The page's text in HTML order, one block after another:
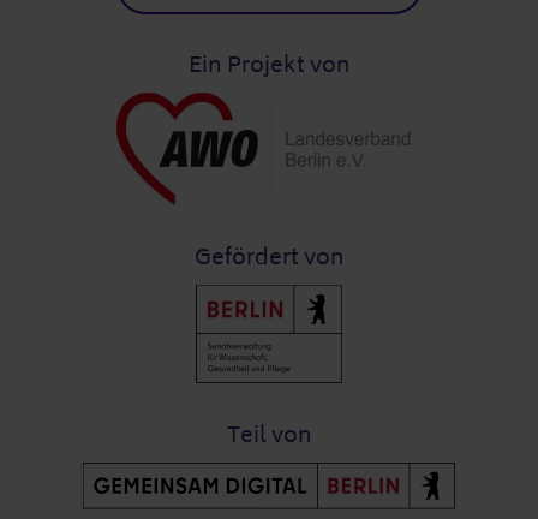
Ein Projekt von
Gefördert von
Teil von